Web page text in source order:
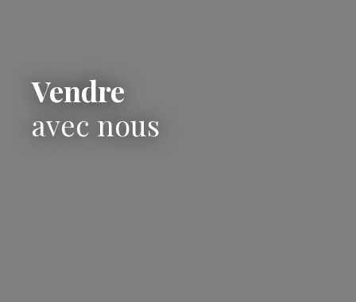
Vendre
avec nous